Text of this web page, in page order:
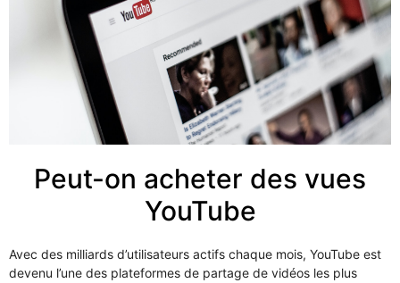
Peut-on acheter des vues
YouTube
Avec des milliards d’utilisateurs actifs chaque mois, YouTube est
devenu l’une des plateformes de partage de vidéos les plus